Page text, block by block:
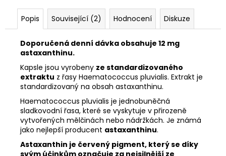
Popis Související (2) Hodnocení Diskuze
Doporučená denní dávka obsahuje 12 mg
astaxanthinu.
Kapsle jsou vyrobeny ze standardizovaného
extraktu z řasy Haematococcus pluvialis. Extrakt je
standardizovaný na obsah astaxanthinu.
Haematococcus pluvialis je jednobuněčná
sladkovodní řasa, které se vyskytuje v přirozeně
vytvořených mělčinách nebo nádržkách. Je známá
jako nejlepší producent astaxanthinu.
Astaxanthin je červený pigment, který se díky
svým účinkům označuje za nejsilnější ze